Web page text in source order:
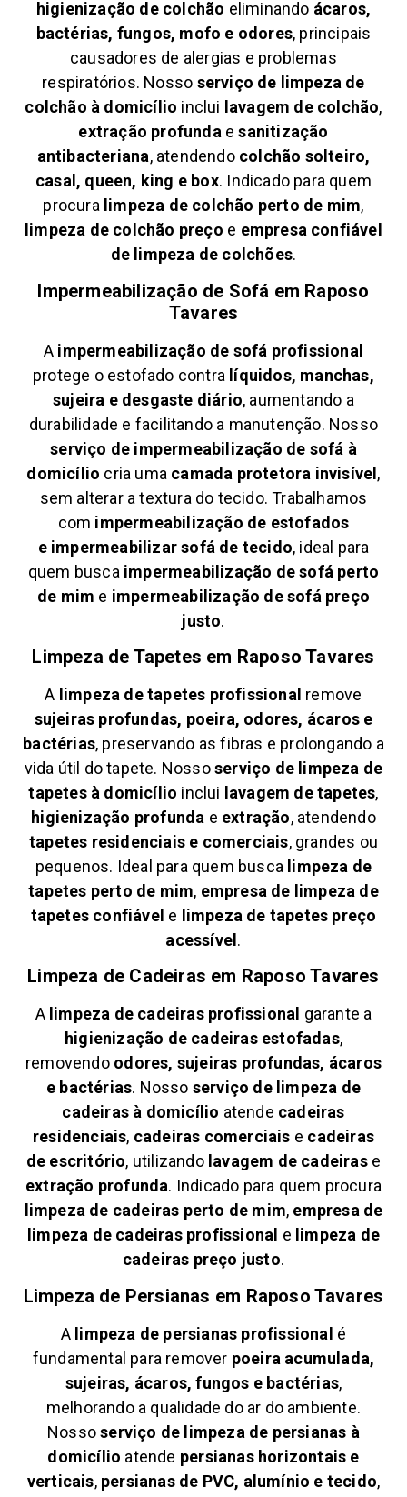
higienização de colchão eliminando ácaros,
bactérias, fungos, mofo e odores, principais
causadores de alergias e problemas
respiratórios. Nosso serviço de limpeza de
colchão à domicílio inclui lavagem de colchão,
extração profunda esanitização
antibacteriana, atendendo colchão solteiro,
casal, queen, king e box. Indicado para quem
procura limpeza de colchão perto de mim,
limpeza de colchão preço e empresa confiável
de limpeza de colchões.
Impermeabilização de Sofá em Raposo
Tavares
A impermeabilização de sofá profissional
protege o estofado contra líquidos, manchas,
sujeira e desgaste diário, aumentando a
durabilidade e facilitando a manutenção. Nosso
serviço de impermeabilização de sofá à
domicílio cria uma camada protetora invisível,
sem alterar a textura do tecido. Trabalhamos
com impermeabilização de estofados
e impermeabilizar sofá de tecido, ideal para
quem busca impermeabilização de sofá perto
de mim e impermeabilização de sofá preço
justo.
Limpeza de Tapetes em Raposo Tavares
A limpeza de tapetes profissional remove
sujeiras profundas, poeira, odores, ácaros e
bactérias, preservando as fibras e prolongando a
vida útil do tapete. Nossoserviço de limpeza de
tapetes à domicílio inclui lavagem de tapetes,
higienização profunda e extração, atendendo
tapetes residenciais e comerciais, grandes ou
pequenos. Ideal para quem busca limpeza de
tapetes perto de mim, empresa de limpeza de
tapetes confiável e limpeza de tapetes preço
acessível .
Limpeza de Cadeiras em Raposo Tavares
A limpeza de cadeiras profissional garante a
higienização de cadeiras estofadas,
removendoodores, sujeiras profundas, ácaros
e bactérias. Nosso serviço de limpeza de
cadeiras à domicílio atende cadeiras
residenciais, cadeiras comerciais e cadeiras
de escritório, utilizando lavagem de cadeirase
extração profunda. Indicado para quem procura
limpeza de cadeiras perto de mim, empresa de
limpeza de cadeiras profissional e limpeza de
cadeiras preço justo.
Limpeza de Persianas em Raposo Tavares
A limpeza de persianas profissional é
fundamental para remover poeira acumulada,
sujeiras, ácaros, fungos e bactérias,
melhorando a qualidade do ar do ambiente.
Nossoserviço de limpeza de persianas à
domicílio atende persianas horizontais e
verticais, persianas de PVC, alumínio e tecido,